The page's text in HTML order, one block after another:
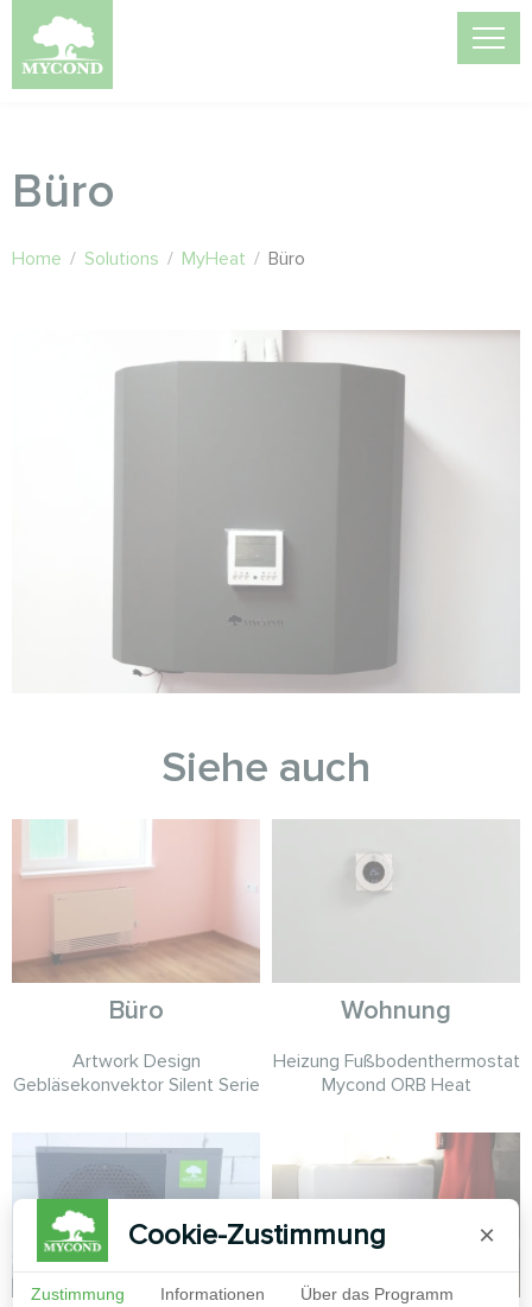
Büro
Home / Solutions / MyHeat / Büro
Siehe auch
Büro
Artwork Design
Gebläsekonvektor Silent Serie
Wohnung
Heizung Fußbodenthermostat
Mycond ORB Heat
Cookie-Zustimmung ×
Zustimmung Informationen Über das Programm